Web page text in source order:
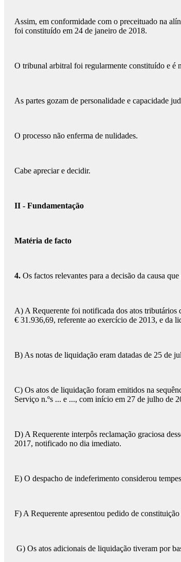
Assim, em conformidade com o preceituado na
foi constituído em 24 de janeiro de 2018.
O tribunal arbitral foi regularmente constituído e é
As partes gozam de personalidade e capacidade
O processo não enferma de nulidades.
Cabe apreciar e decidir.
II - Fundamentação
Matéria de facto
4. Os factos relevantes para a decisão da causa
A) A Requerente foi notificada dos atos tributários
€ 31.936,69, referente ao exercício de 2013, e da
B) As notas de liquidação eram datadas de 25 de
C) Os atos de liquidação foram emitidos na
Serviço n.ºs ... e ..., com início em 27 de julho de
D) A Requerente interpôs reclamação graciosa
2017, notificado no dia imediato.
E) O despacho de indeferimento considerou
F) A Requerente apresentou pedido de
G) Os atos adicionais de liquidação tiveram por